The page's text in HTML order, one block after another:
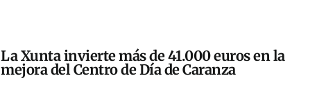
La Xunta invierte más de 41.000 euros en la
mejora del Centro de Día de Caranza